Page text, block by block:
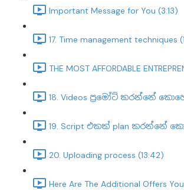
Important Message for You (3:13)
17. Time management techniques
THE MOST AFFORDABLE
18. Videos ප්‍රමෝට් කරන්නේ
19. Script එකක් plan කරන්නේ
20. Uploading process (13:42)
Here Are The Additional Offers